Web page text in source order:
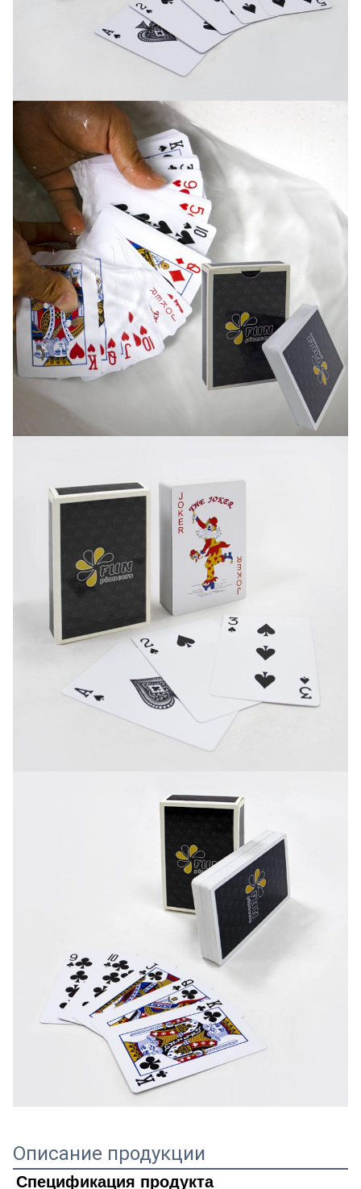
Описание продукции
Спецификация продукта